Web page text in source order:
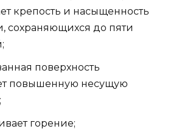
крепость и насыщенность
сохраняющихся до пяти
поверхность
повышенную несущую
горение;